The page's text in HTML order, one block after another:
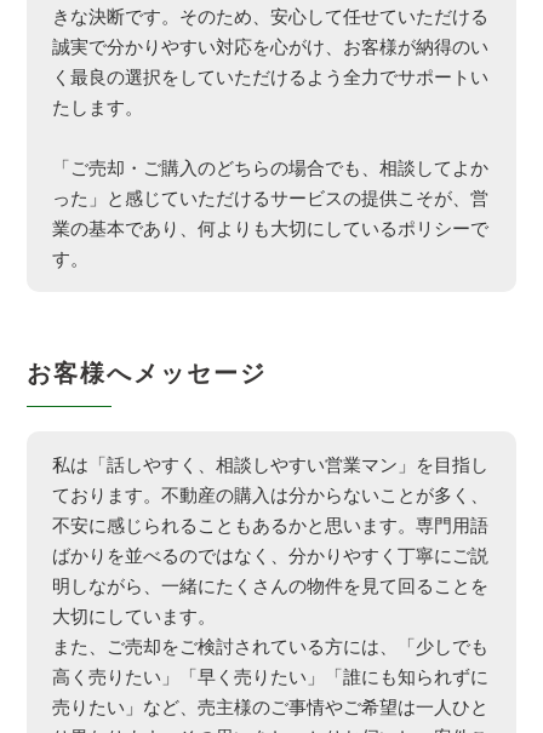
きな決断です。そのため、安心して任せていただける
誠実で分かりやすい対応を心がけ、お客様が納得のい
く最良の選択をしていただけるよう全力でサポートい
たします。
「ご売却・ご購入のどちらの場合でも、相談してよか
った」と感じていただけるサービスの提供こそが、営
業の基本であり、何よりも大切にしているポリシーで
す。
お客様へメッセージ
私は「話しやすく、相談しやすい営業マン」を目指し
ております。不動産の購入は分からないことが多く、
不安に感じられることもあるかと思います。専門用語
ばかりを並べるのではなく、分かりやすく丁寧にご説
明しながら、一緒にたくさんの物件を見て回ることを
大切にしています。
また、ご売却をご検討されている方には、「少しでも
高く売りたい」「早く売りたい」「誰にも知られずに
売りたい」など、売主様のご事情やご希望は一人ひと